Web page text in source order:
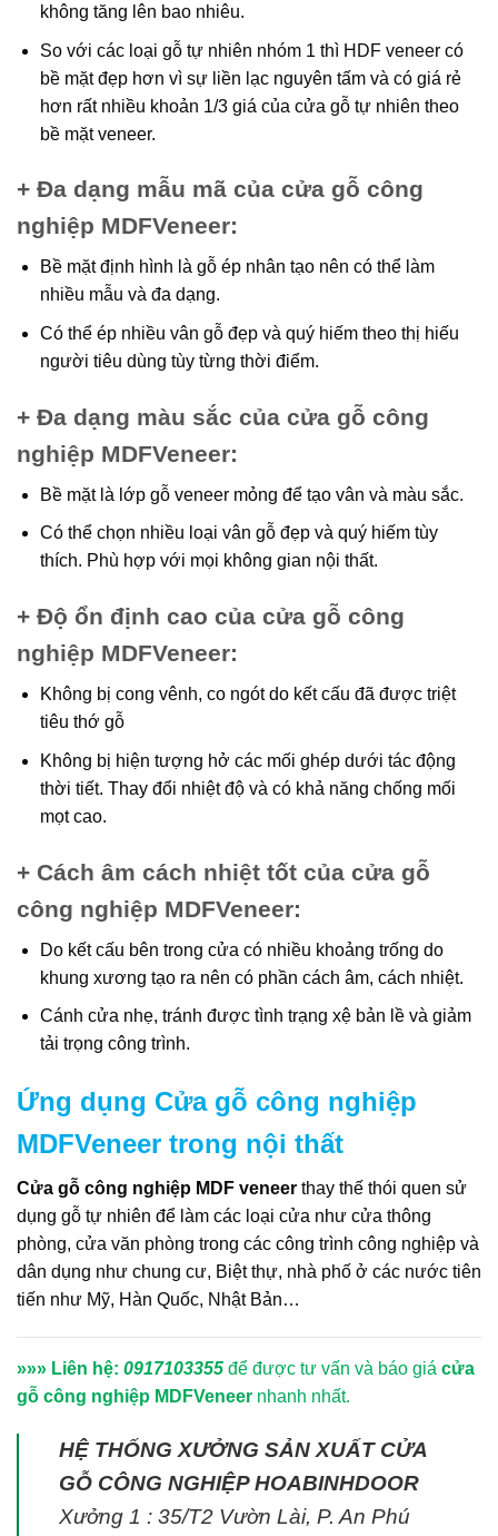
không tăng lên bao nhiêu.
So với các loại gỗ tự nhiên nhóm 1 thì HDF veneer có
bề mặt đẹp hơn vì sự liền lạc nguyên tấm và có giá rẻ
hơn rất nhiều khoản 1/3 giá của cửa gỗ tự nhiên theo
bề mặt veneer.
+ Đa dạng mẫu mã của cửa gỗ công
nghiệp MDFVeneer:
Bề mặt định hình là gỗ ép nhân tạo nên có thể làm
nhiều mẫu và đa dạng.
Có thể ép nhiều vân gỗ đẹp và quý hiếm theo thị hiếu
người tiêu dùng tùy từng thời điểm.
+ Đa dạng màu sắc của cửa gỗ công
nghiệp MDFVeneer:
Bề mặt là lớp gỗ veneer mỏng để tạo vân và màu sắc.
Có thể chọn nhiều loại vân gỗ đẹp và quý hiếm tùy
thích. Phù hợp với mọi không gian nội thất.
+ Độ ổn định cao của cửa gỗ công
nghiệp MDFVeneer:
Không bị cong vênh, co ngót do kết cấu đã được triệt
tiêu thớ gỗ
Không bị hiện tượng hở các mối ghép dưới tác động
thời tiết. Thay đổi nhiệt độ và có khả năng chống mối
mọt cao.
+ Cách âm cách nhiệt tốt của cửa gỗ
công nghiệp MDFVeneer:
Do kết cấu bên trong cửa có nhiều khoảng trống do
khung xương tạo ra nên có phần cách âm, cách nhiệt.
Cánh cửa nhẹ, tránh được tình trạng xệ bản lề và giảm
tải trọng công trình.
Ứng dụng Cửa gỗ công nghiệp
MDFVeneer trong nội thất
Cửa gỗ công nghiệp MDF veneer thay thế thói quen sử
dụng gỗ tự nhiên để làm các loại cửa như cửa thông
phòng, cửa văn phòng trong các công trình công nghiệp và
dân dụng như chung cư, Biệt thự, nhà phố ở các nước tiên
tiến như Mỹ, Hàn Quốc, Nhật Bản…
»»» Liên hệ: 0917103355 để được tư vấn và báo giá cửa
gỗ công nghiệp MDFVeneer nhanh nhất.
HỆ THỐNG XƯỞNG SẢN XUẤT CỬA
GỖ CÔNG NGHIỆPHOABINHDOOR
Xưởng 1 : 35/T2 Vườn Lài, P. An Phú